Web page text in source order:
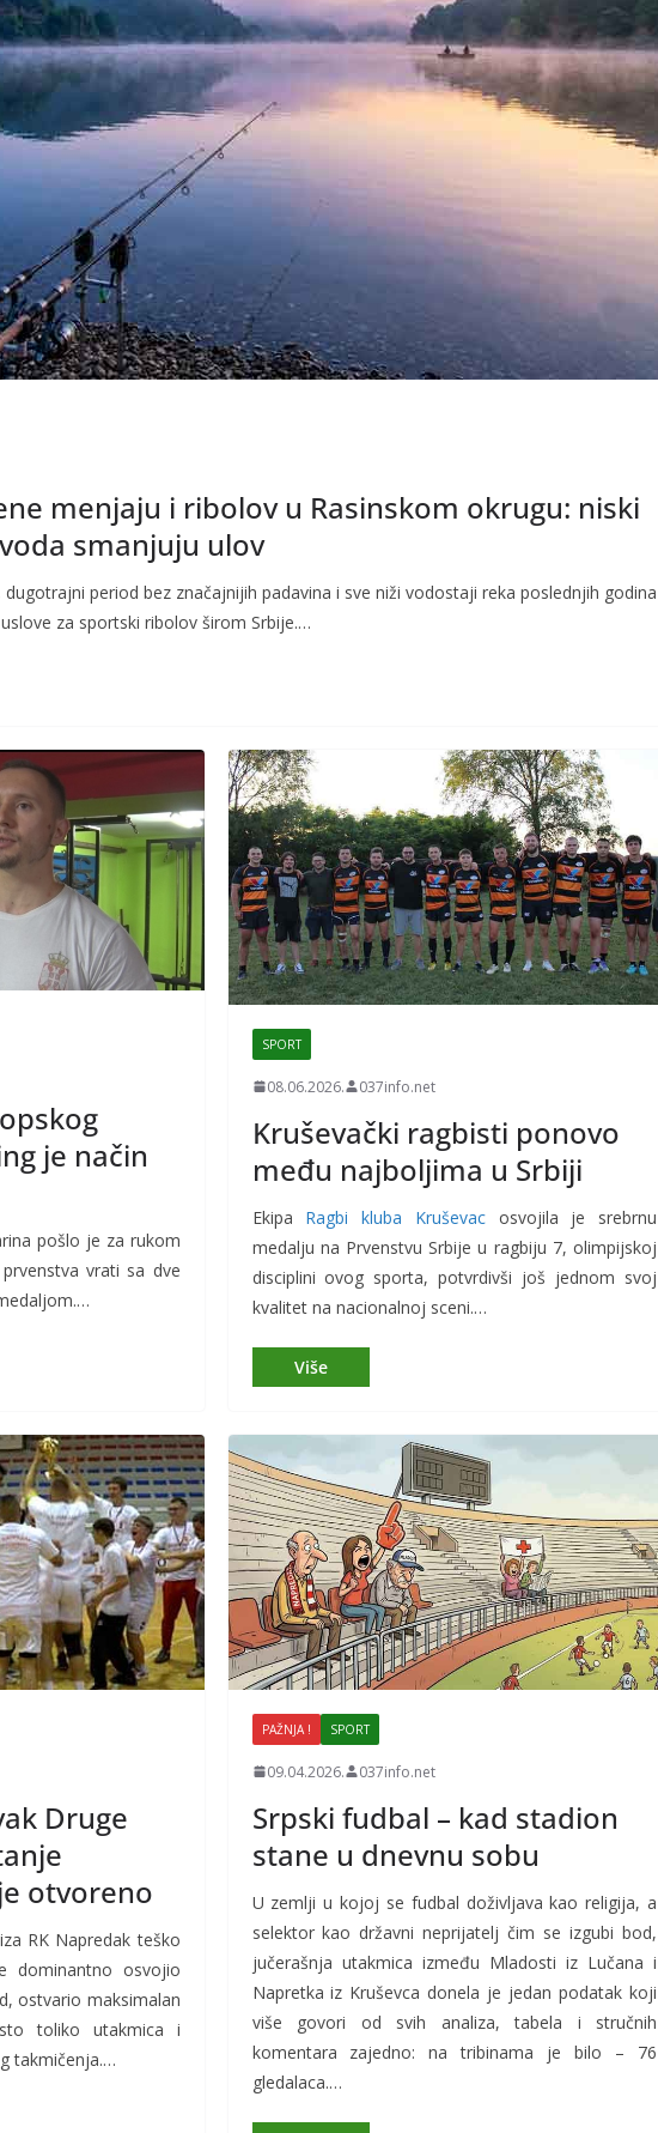
menjaju i ribolov u Rasinskom okrugu: niski
smanjuju ulov
period bez značajnijih padavina i sve niži vodostaji reka poslednjih godina
za sportski ribolov širom Srbije.…
je način
pošlo je za rukom
vrati sa dve
SPORT
08.06.2026. 037info.net
Kruševački ragbisti ponovo
među najboljima u Srbiji
Ekipa Ragbi kluba Kruševacosvojila je srebrnu
medalju na Prvenstvu Srbije u ragbiju 7, olimpijskoj
disciplini ovog sporta, potvrdivši još jednom svoj
kvalitet na nacionalnoj sceni.…
Druge
otvoreno
RK Napredak teško
dominantno osvojio
ostvario maksimalan
toliko utakmica i
takmičenja.…
PAŽNJA ! SPORT
09.04.2026. 037info.net
Srpski fudbal – kad stadion
stane u dnevnu sobu
U zemlji u kojoj se fudbal doživljava kao religija, a
selektor kao državni neprijatelj čim se izgubi bod,
jučerašnja utakmica između Mladosti iz Lučana i
Napretka iz Kruševca donela je jedan podatak koji
više govori od svih analiza, tabela i stručnih
komentara zajedno: na tribinama je bilo – 76
gledalaca.…